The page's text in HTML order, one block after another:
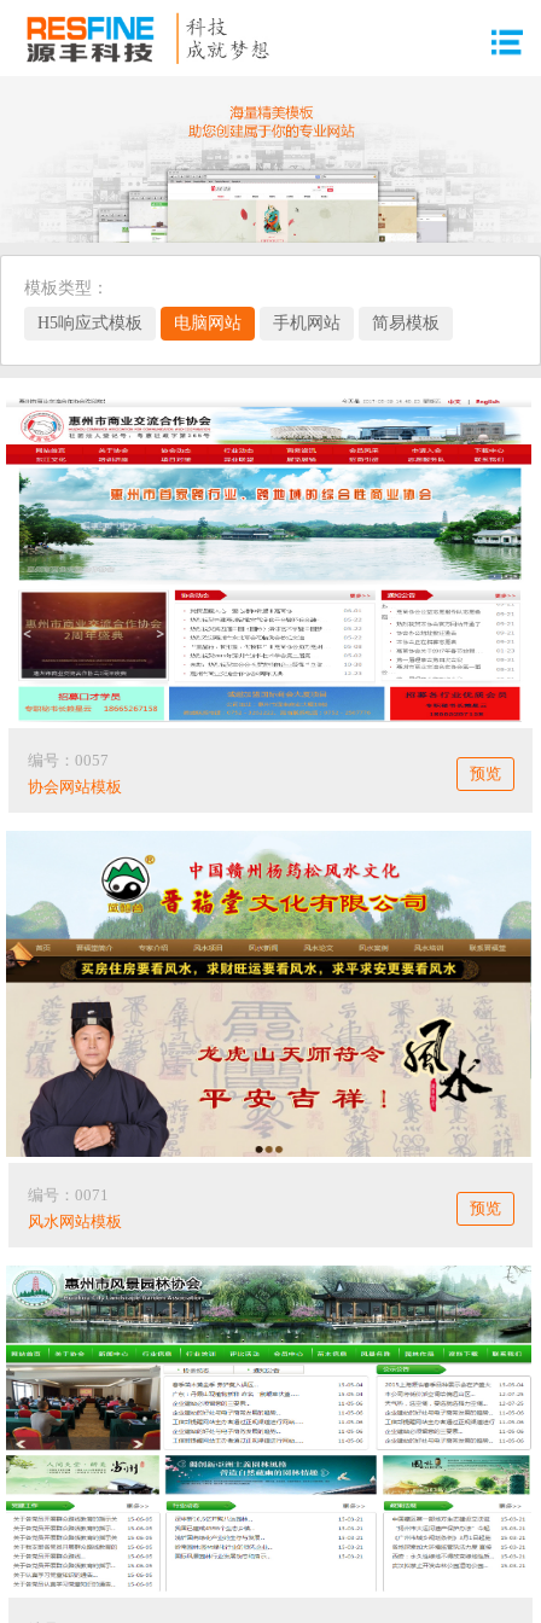
模板类型：
H5响应式模板
电脑网站 手机网站 简易模板
编号：0057
协会网站模板
预览
编号：0071
风水网站模板
预览